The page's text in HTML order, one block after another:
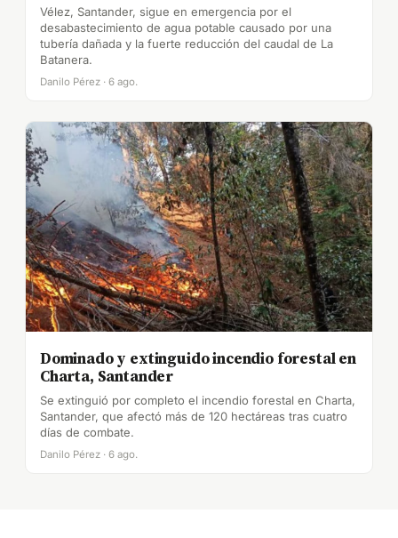
Vélez, Santander, sigue en emergencia por el
desabastecimiento de agua potable causado por una
tubería dañada y la fuerte reducción del caudal de La
Batanera.
Danilo Pérez · 6 ago.
Dominado y extinguido incendio forestal en
Charta, Santander
Se extinguió por completo el incendio forestal en Charta,
Santander, que afectó más de 120 hectáreas tras cuatro
días de combate.
Danilo Pérez · 6 ago.